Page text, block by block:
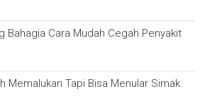
Bahagia Cara Mudah Cegah Penyakit
Memalukan Tapi Bisa Menular Simak